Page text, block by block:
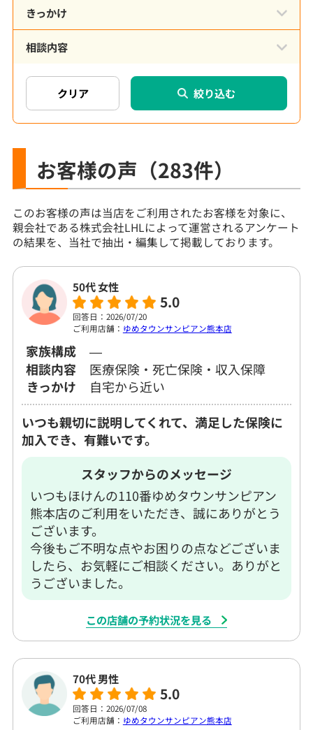
きっかけ
相談内容
絞り込む
お客様の声 （283件）
このお客様の声は当店をご利用されたお客様を対象に、
親会社である株式会社LHLによって運営されるアンケート
の結果を、当社で抽出・編集して掲載しております。
50代 女性
5.0
回答日：2026/07/20
ご利用店舗： ゆめタウンサンピアン熊本店
家族構成
―
相談内容
医療保険・死亡保険・収入保障
きっかけ
自宅から近い
いつも親切に説明してくれて、満足した保険に
加入でき、有難いです。
スタッフからのメッセージ
いつもほけんの110番ゆめタウンサンピアン
熊本店のご利用をいただき、誠にありがとう
ございます。
今後もご不明な点やお困りの点などございま
したら、お気軽にご相談ください。ありがと
うございました。
この店舗の予約状況を見る
70代 男性
5.0
回答日：2026/07/08
ご利用店舗： ゆめタウンサンピアン熊本店